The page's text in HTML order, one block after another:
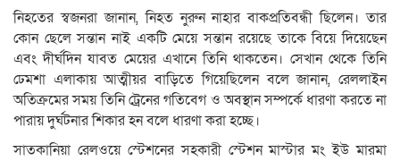
নিহতের স্বজনরা জানান, নিহত নুরুন নাহার বাকপ্রতিবন্ধী ছিলেন। তার
কোন ছেলে সন্তান নাই একটি মেয়ে সন্তান রয়েছে তাকে বিয়ে দিয়েছেন
এবং দীর্ঘদিন যাবত মেয়ের এখানে তিনি থাকতেন। সেখান থেকে তিনি
ঢেমশা এলাকায় আত্মীয়র বাড়িতে গিয়েছিলেন বলে জানান, রেললাইন
অতিক্রমের সময় তিনি ট্রেনের গতিবেগ ও অবস্থান সম্পর্কে ধারণা করতে না
পারায় দুর্ঘটনার শিকার হন বলে ধারণা করা হচ্ছে।
সাতকানিয়া রেলওয়ে স্টেশনের সহকারী স্টেশন মাস্টার মং ইউ মারমা